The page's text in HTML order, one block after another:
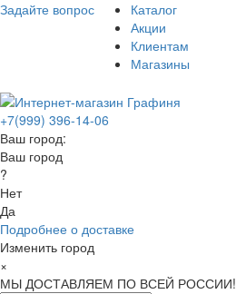
Задайте вопрос
Каталог
Акции
Клиентам
Магазины
+7(999) 396-14-06
Ваш город:
Ваш город
?
Нет
Да
Подробнее о доставке
Изменить город
×
МЫ ДОСТАВЛЯЕМ ПО ВСЕЙ РОССИИ!